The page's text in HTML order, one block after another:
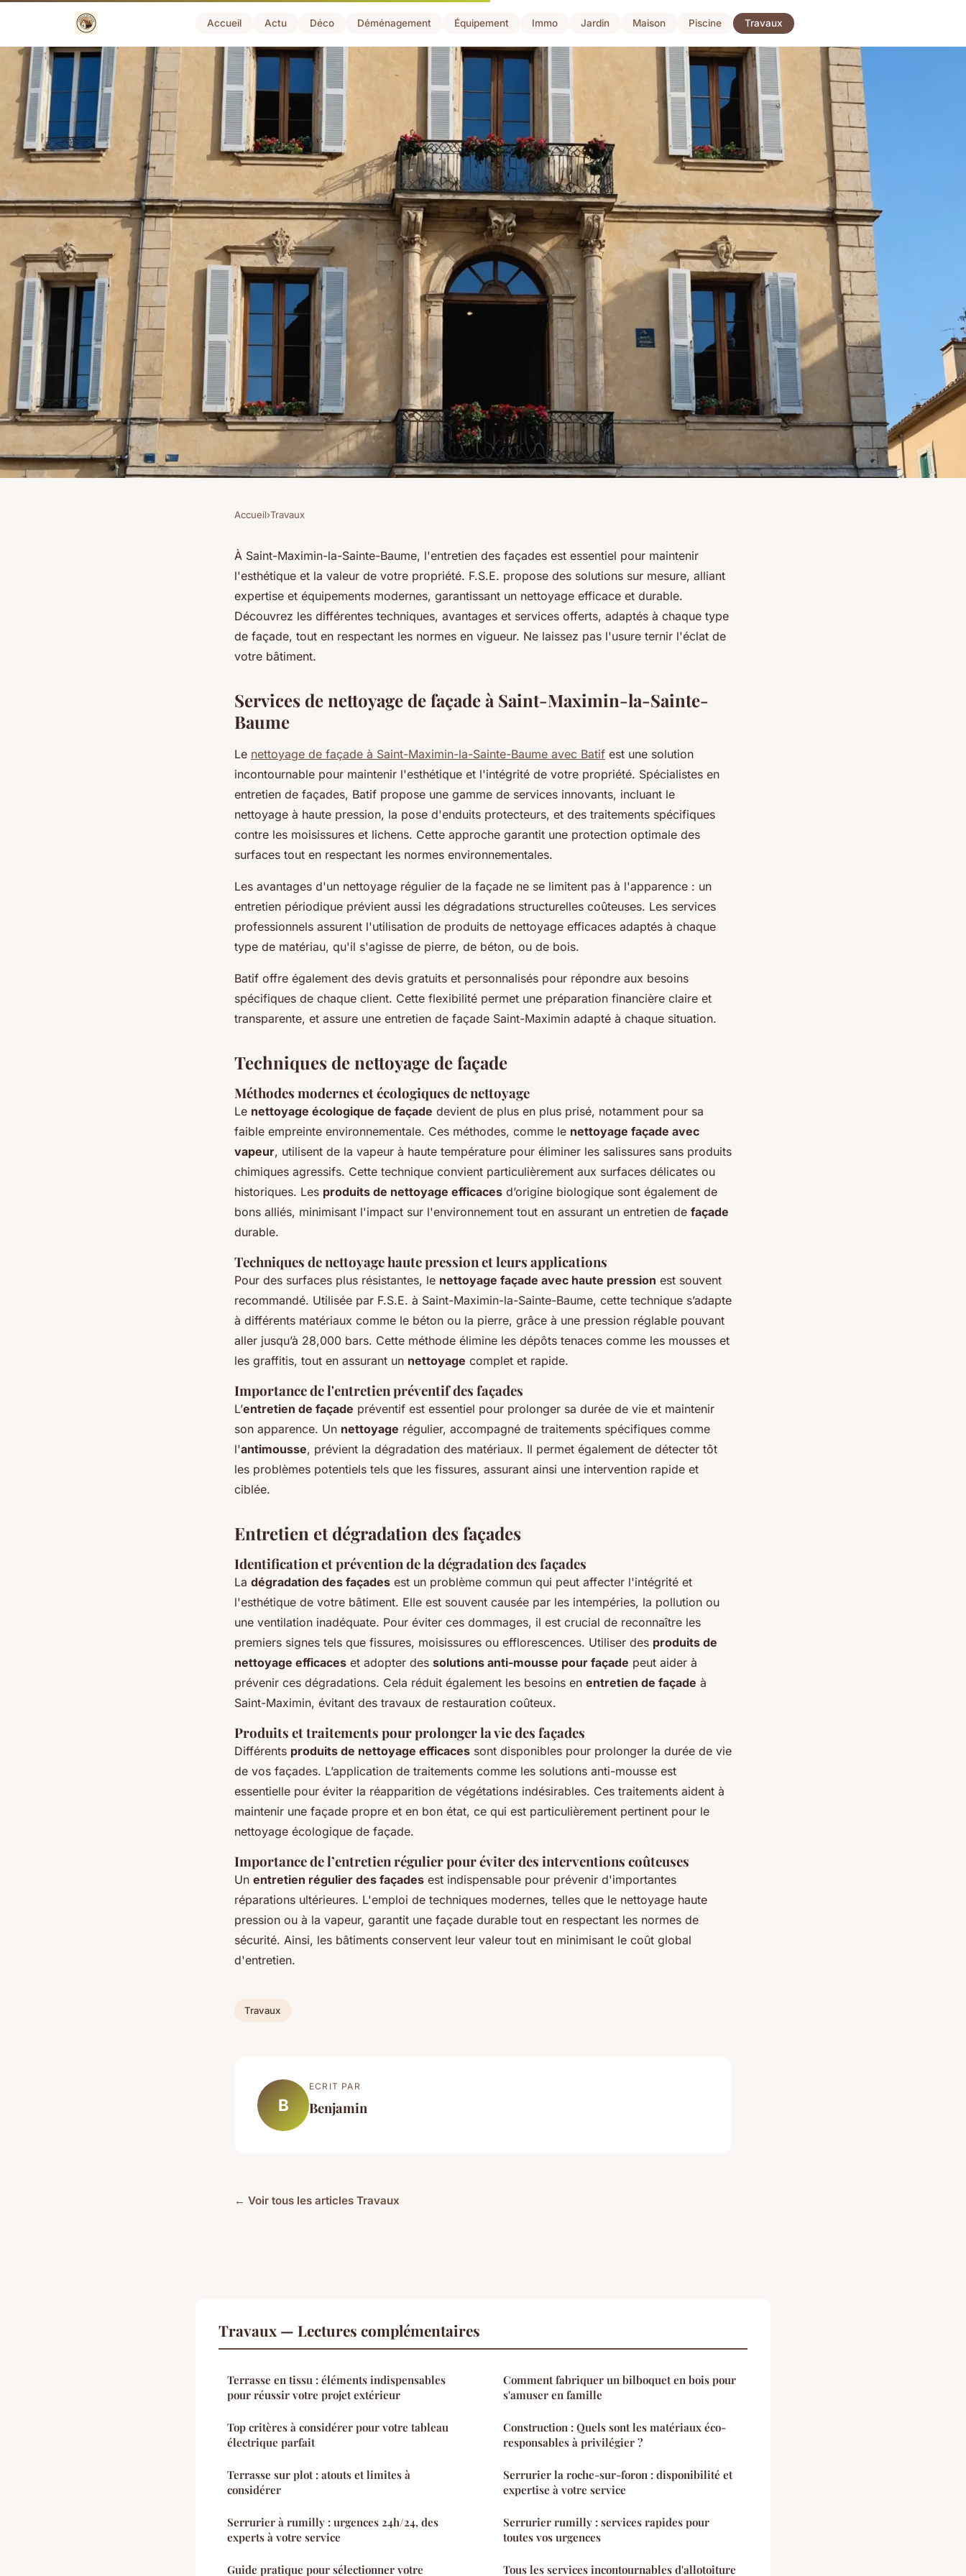
Accueil Actu Déco Déménagement Équipement Immo Jardin Maison Piscine Travaux
Nettoyage de façade à saint-maximin-
la-sainte-baume : nos solutions
3 min de lecture
Accueil›Travaux
À Saint-Maximin-la-Sainte-Baume, l'entretien des façades est essentiel pour maintenir
l'esthétique et la valeur de votre propriété. F.S.E. propose des solutions sur mesure, alliant
expertise et équipements modernes, garantissant un nettoyage efficace et durable.
Découvrez les différentes techniques, avantages et services offerts, adaptés à chaque type
de façade, tout en respectant les normes en vigueur. Ne laissez pas l'usure ternir l'éclat de
votre bâtiment.
Services de nettoyage de façade à Saint-Maximin-la-Sainte-
Baume
Le nettoyage de façade à Saint-Maximin-la-Sainte-Baume avec Batif est une solution
incontournable pour maintenir l'esthétique et l'intégrité de votre propriété. Spécialistes en
entretien de façades, Batif propose une gamme de services innovants, incluant le
nettoyage à haute pression, la pose d'enduits protecteurs, et des traitements spécifiques
contre les moisissures et lichens. Cette approche garantit une protection optimale des
surfaces tout en respectant les normes environnementales.
Les avantages d'un nettoyage régulier de la façade ne se limitent pas à l'apparence : un
entretien périodique prévient aussi les dégradations structurelles coûteuses. Les services
professionnels assurent l'utilisation de produits de nettoyage efficaces adaptés à chaque
type de matériau, qu'il s'agisse de pierre, de béton, ou de bois.
Batif offre également des devis gratuits et personnalisés pour répondre aux besoins
spécifiques de chaque client. Cette flexibilité permet une préparation financière claire et
transparente, et assure une entretien de façade Saint-Maximin adapté à chaque situation.
Techniques de nettoyage de façade
Méthodes modernes et écologiques de nettoyage
Le nettoyage écologique de façade devient de plus en plus prisé, notamment pour sa
faible empreinte environnementale. Ces méthodes, comme le nettoyage façade avec
vapeur, utilisent de la vapeur à haute température pour éliminer les salissures sans produits
chimiques agressifs. Cette technique convient particulièrement aux surfaces délicates ou
historiques. Les produits de nettoyage efficaces d’origine biologique sont également de
bons alliés, minimisant l'impact sur l'environnement tout en assurant un entretien de façade
durable.
Techniques de nettoyage haute pression et leurs applications
Pour des surfaces plus résistantes, le nettoyage façade avec haute pression est souvent
recommandé. Utilisée par F.S.E. à Saint-Maximin-la-Sainte-Baume, cette technique s’adapte
à différents matériaux comme le béton ou la pierre, grâce à une pression réglable pouvant
aller jusqu’à 28,000 bars. Cette méthode élimine les dépôts tenaces comme les mousses et
les graffitis, tout en assurant un nettoyage complet et rapide.
Importance de l'entretien préventif des façades
L’entretien de façade préventif est essentiel pour prolonger sa durée de vie et maintenir
son apparence. Un nettoyage régulier, accompagné de traitements spécifiques comme
l'antimousse, prévient la dégradation des matériaux. Il permet également de détecter tôt
les problèmes potentiels tels que les fissures, assurant ainsi une intervention rapide et
ciblée.
Entretien et dégradation des façades
Identification et prévention de la dégradation des façades
La dégradation des façades est un problème commun qui peut affecter l'intégrité et
l'esthétique de votre bâtiment. Elle est souvent causée par les intempéries, la pollution ou
une ventilation inadéquate. Pour éviter ces dommages, il est crucial de reconnaître les
premiers signes tels que fissures, moisissures ou efflorescences. Utiliser des produits de
nettoyage efficaces et adopter des solutions anti-mousse pour façade peut aider à
prévenir ces dégradations. Cela réduit également les besoins en entretien de façade à
Saint-Maximin, évitant des travaux de restauration coûteux.
Produits et traitements pour prolonger la vie des façades
Différents produits de nettoyage efficaces sont disponibles pour prolonger la durée de vie
de vos façades. L’application de traitements comme les solutions anti-mousse est
essentielle pour éviter la réapparition de végétations indésirables. Ces traitements aident à
maintenir une façade propre et en bon état, ce qui est particulièrement pertinent pour le
nettoyage écologique de façade.
Importance de l’entretien régulier pour éviter des interventions coûteuses
Un entretien régulier des façades est indispensable pour prévenir d'importantes
réparations ultérieures. L'emploi de techniques modernes, telles que le nettoyage haute
pression ou à la vapeur, garantit une façade durable tout en respectant les normes de
sécurité. Ainsi, les bâtiments conservent leur valeur tout en minimisant le coût global
d'entretien.
Travaux
B
ECRIT PAR
Benjamin
← Voir tous les articles Travaux
Travaux — Lectures complémentaires
Terrasse en tissu : éléments indispensables
pour réussir votre projet extérieur
Top critères à considérer pour votre tableau
électrique parfait
Terrasse sur plot : atouts et limites à
considérer
Serrurier à rumilly : urgences 24h/24, des
experts à votre service
Guide pratique pour sélectionner votre
Comment fabriquer un bilboquet en bois pour
s'amuser en famille
Construction : Quels sont les matériaux éco-
responsables à privilégier ?
Serrurier la roche-sur-foron : disponibilité et
expertise à votre service
Serrurier rumilly : services rapides pour
toutes vos urgences
Tous les services incontournables d'allotoiture